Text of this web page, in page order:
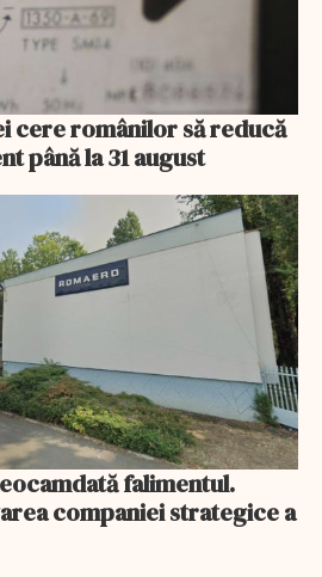
cere românilor să reducă
până la 31 august
falimentul.
companiei strategice a